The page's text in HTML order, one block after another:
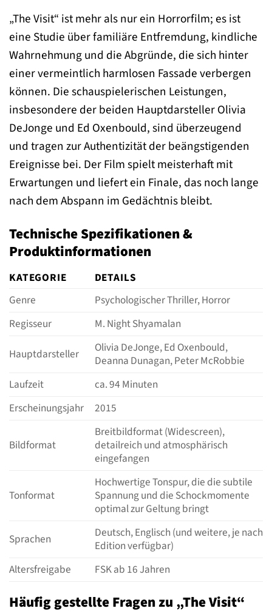
„The Visit“ ist mehr als nur ein Horrorfilm; es ist
eine Studie über familiäre Entfremdung, kindliche
Wahrnehmung und die Abgründe, die sich hinter
einer vermeintlich harmlosen Fassade verbergen
können. Die schauspielerischen Leistungen,
insbesondere der beiden Hauptdarsteller Olivia
DeJonge und Ed Oxenbould, sind überzeugend
und tragen zur Authentizität der beängstigenden
Ereignisse bei. Der Film spielt meisterhaft mit
Erwartungen und liefert ein Finale, das noch lange
nach dem Abspann im Gedächtnis bleibt.
Technische Spezifikationen &
Produktinformationen
KATEGORIE
DETAILS
Genre
Psychologischer Thriller, Horror
Regisseur
M. Night Shyamalan
Hauptdarsteller
Olivia DeJonge, Ed Oxenbould,
Deanna Dunagan, Peter McRobbie
Laufzeit
ca. 94 Minuten
Erscheinungsjahr
2015
Bildformat
Breitbildformat (Widescreen),
detailreich und atmosphärisch
eingefangen
Tonformat
Hochwertige Tonspur, die die subtile
Spannung und die Schockmomente
optimal zur Geltung bringt
Sprachen
Deutsch, Englisch (und weitere, je nach
Edition verfügbar)
Altersfreigabe
FSK ab 16 Jahren
Häufig gestellte Fragen zu „The Visit“